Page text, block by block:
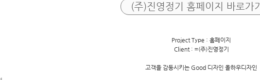
(주)진영정기 홈페이지 바로가기
Project Type : 홈페이지
Client : =(주)진영정기
고객을 감동시키는 Good 디자인 올하우디자인